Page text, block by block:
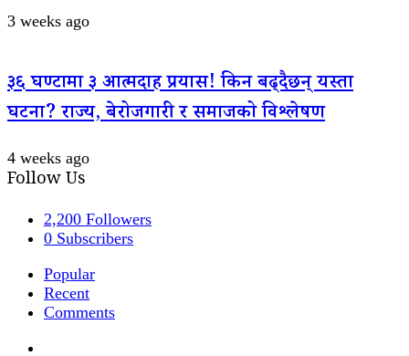
3 weeks ago
३६ घण्टामा ३ आत्मदाह प्रयास! किन बढ्दैछन् यस्ता
घटना? राज्य, बेरोजगारी र समाजको विश्लेषण
4 weeks ago
Follow Us
2,200 Followers
0 Subscribers
Popular
Recent
Comments